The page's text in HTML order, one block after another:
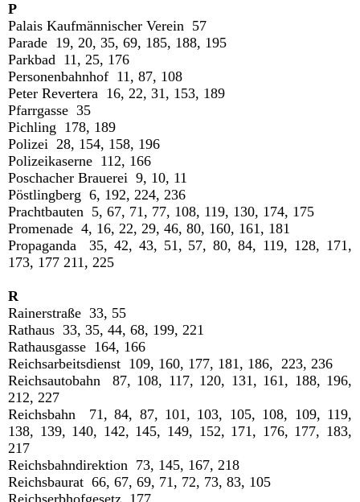
P
Palais Kaufmännischer Verein 57
Parade 19, 20, 35, 69, 185, 188, 195
Parkbad 11, 25, 176
Personenbahnhof 11, 87, 108
Peter Revertera 16, 22, 31, 153, 189
Pfarrgasse 35
Pichling 178, 189
Polizei 28, 154, 158, 196
Polizeikaserne 112, 166
Poschacher Brauerei 9, 10, 11
Pöstlingberg 6, 192, 224, 236
Prachtbauten 5, 67, 71, 77, 108, 119, 130, 174, 175
Promenade 4, 16, 22, 29, 46, 80, 160, 161, 181
Propaganda 35, 42, 43, 51, 57, 80, 84, 119, 128, 171,
173, 177 211, 225
R
Rainerstraße 33, 55
Rathaus 33, 35, 44, 68, 199, 221
Rathausgasse 164, 166
Reichsarbeitsdienst 109, 160, 177, 181, 186, 223, 236
Reichsautobahn 87, 108, 117, 120, 131, 161, 188, 196,
212, 227
Reichsbahn 71, 84, 87, 101, 103, 105, 108, 109, 119,
138, 139, 140, 142, 145, 149, 152, 171, 176, 177, 183,
217
Reichsbahndirektion 73, 145, 167, 218
Reichsbaurat 66, 67, 69, 71, 72, 73, 83, 105
Reichserbhofgesetz 177